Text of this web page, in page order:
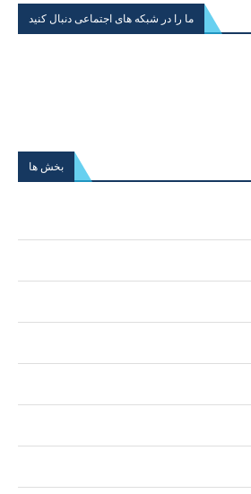
ما را در شبکه های اجتماعی دنبال کنید
بخش ها